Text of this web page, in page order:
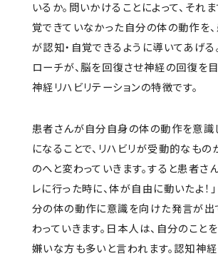
いるか。問いかけることによって、それ
覚できていなかった自分の体の動作を
が認知・自覚できるように導いてあげる
ローチが、脳を回復させ神経の回復を
神経リハビリテーションの特徴です。
患者さんが自分自身の体の動作を意識
になることで、リハビリが受動的なも
のへと変わっていきます。すると患者さん
レに行った時に、体が自由に動いたよ！
分の体の動作に意識を向けた発言が出
わっていきます。日本人は、自分のこと
嫌いな方も多いと言われます。認知神